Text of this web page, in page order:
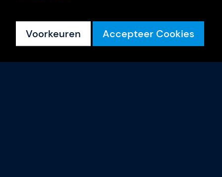
Voorkeuren Accepteer Cookies